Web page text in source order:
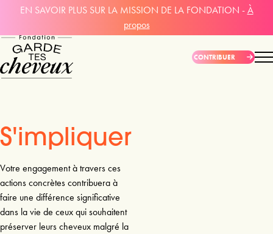
EN SAVOIR PLUS SUR LA MISSION DE LA FONDATION -À
propos
CONTRIBUER
S'impliquer
Votre engagement à travers ces
actions concrètes contribuera à
faire une différence significative
dans la vie de ceux qui souhaitent
préserver leurs cheveux malgré la